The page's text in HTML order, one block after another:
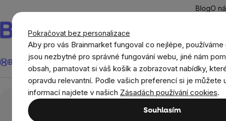
Pokračovat bez personalizace
Aby pro vás Brainmarket fungoval co nejlépe,
jsou nezbytné pro správné fungování webu, jiné nám
obsah, pamatovat si váš košík a zobrazovat nabídky,
opravdu relevantní. Podle vašich preferencí si je můžete
informací najdete v našich Zásadách používání cookies.
Souhlasím
obsah
BlogO
Hledat
BrainMax® Léto Ušetři CíleDoplňky stravy a výživa
Potraviny Superpotraviny Matcha